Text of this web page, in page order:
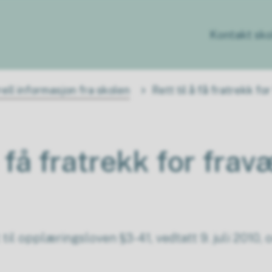
Kontakt
informasjon fra skolen Rett til å få fratrekk
få fratrekk for
til opplæringsloven §3-41, vedtatt 9. juli 2010,